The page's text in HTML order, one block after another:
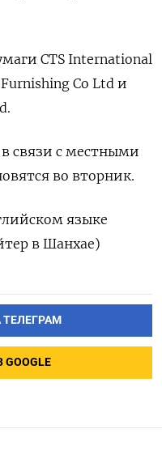
CTS International
Co Ltd и
связи с местными
во вторник.
языке
в Шанхае)